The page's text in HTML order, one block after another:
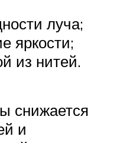
луча;
яркости;
из нитей.
снижается
и